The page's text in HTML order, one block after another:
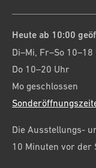
Heute ab 10:00
Di–Mi, Fr–So 10–18
Do 10–20 Uhr
Mo geschlossen
Die Ausstellungs-
10 Minuten vor der